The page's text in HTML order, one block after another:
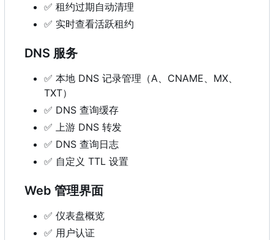
✅ 租约过期自动清理
✅ 实时查看活跃租约
DNS 服务
✅ 本地 DNS 记录管理（A、CNAME、MX、
TXT）
✅ DNS 查询缓存
✅ 上游 DNS 转发
✅ DNS 查询日志
✅ 自定义 TTL 设置
Web 管理界面
✅ 仪表盘概览
✅ 用户认证